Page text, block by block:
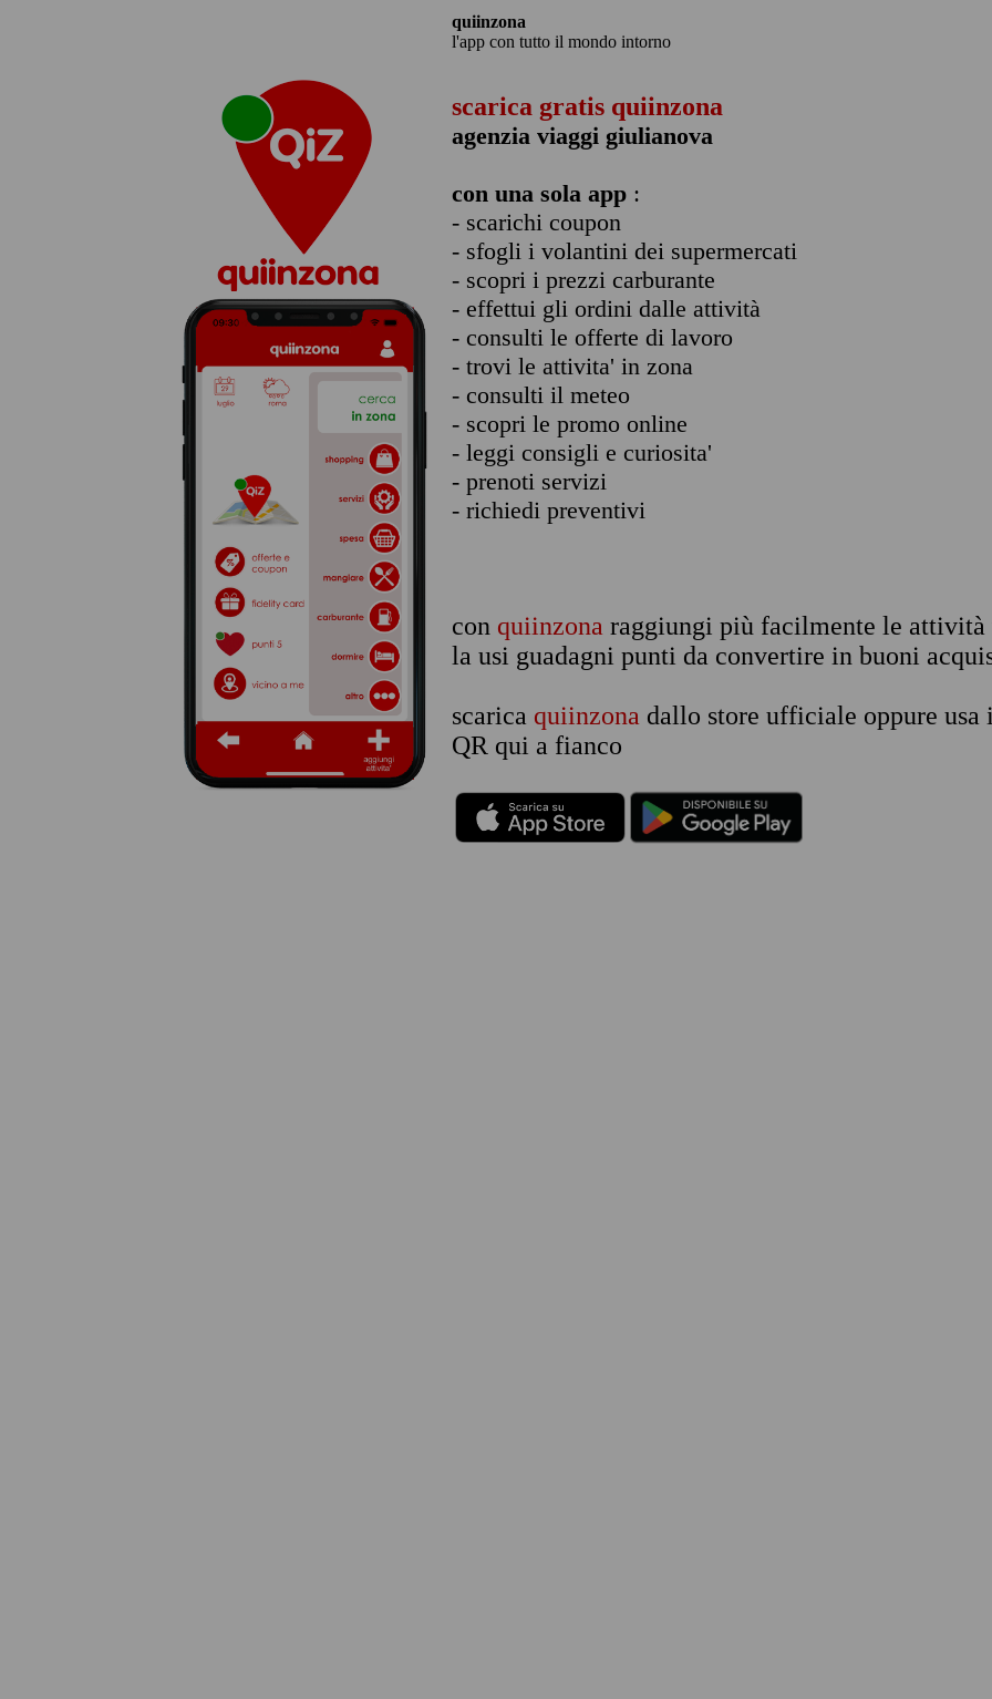
quiinzona
l'app con tutto il mondo intorno
scarica gratis quiinzona
agenzia viaggi giulianova
con una sola app :
- scarichi coupon
- sfogli i volantini dei supermercati
- scopri i prezzi carburante
- effettui gli ordini dalle attività
- consulti le offerte di lavoro
- trovi le attivita' in zona
- consulti il meteo
- scopri le promo online
- leggi consigli e curiosita'
- prenoti servizi
- richiedi preventivi
con quiinzona raggiungi più facilmente le attività
la usi guadagni punti da convertire in buoni
scarica quiinzona dallo store ufficiale oppure usa
QR qui a fianco